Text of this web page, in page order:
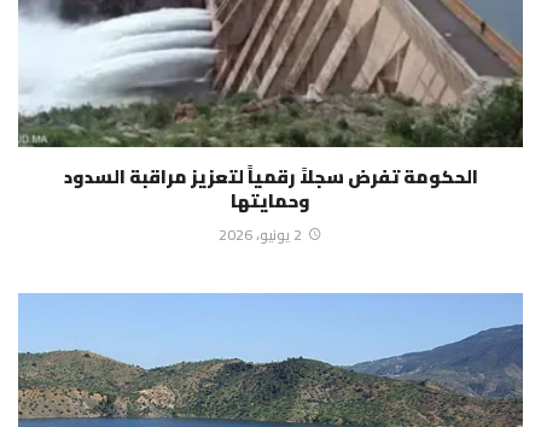
الحكومة تفرض سجلاً رقمياً لتعزيز مراقبة السدود
وحمايتها
2 يونيو، 2026